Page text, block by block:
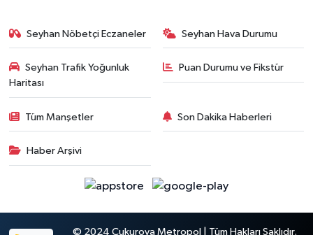
Seyhan Nöbetçi Eczaneler Seyhan Hava Durumu
Seyhan Trafik Yoğunluk
Haritası
Puan Durumu ve Fikstür
Tüm Manşetler Son Dakika Haberleri
Haber Arşivi
© 2024 Çukurova Metropol | Tüm Hakları Saklıdır.